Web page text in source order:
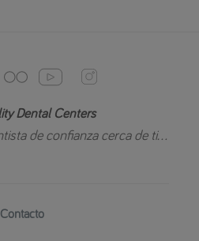
Dental Centers
de confianza cerca de ti...
Contacto